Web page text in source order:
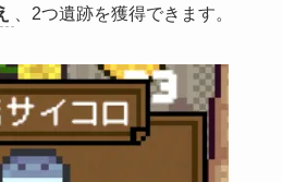
、2つ遺跡を獲得できます。